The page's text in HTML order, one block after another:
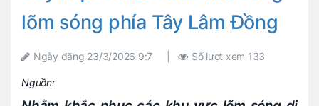
lõm sóng phía Tây Lâm Đồng
Ngày đăng 23/3/2026 9:7 Số lượt xem 133
Nguồn: